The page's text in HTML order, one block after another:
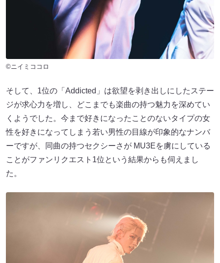
©ニイミココロ
そして、1位の「Addicted」は欲望を剥き出しにしたステー
ジが求心力を増し、どこまでも楽曲の持つ魅力を深めてい
くようでした。今まで好きになったことのないタイプの女
性を好きになってしまう若い男性の目線が印象的なナンバ
ーですが、同曲の持つセクシーさが MU3Eを虜にしている
ことがファンリクエスト1位という結果からも伺えまし
た。